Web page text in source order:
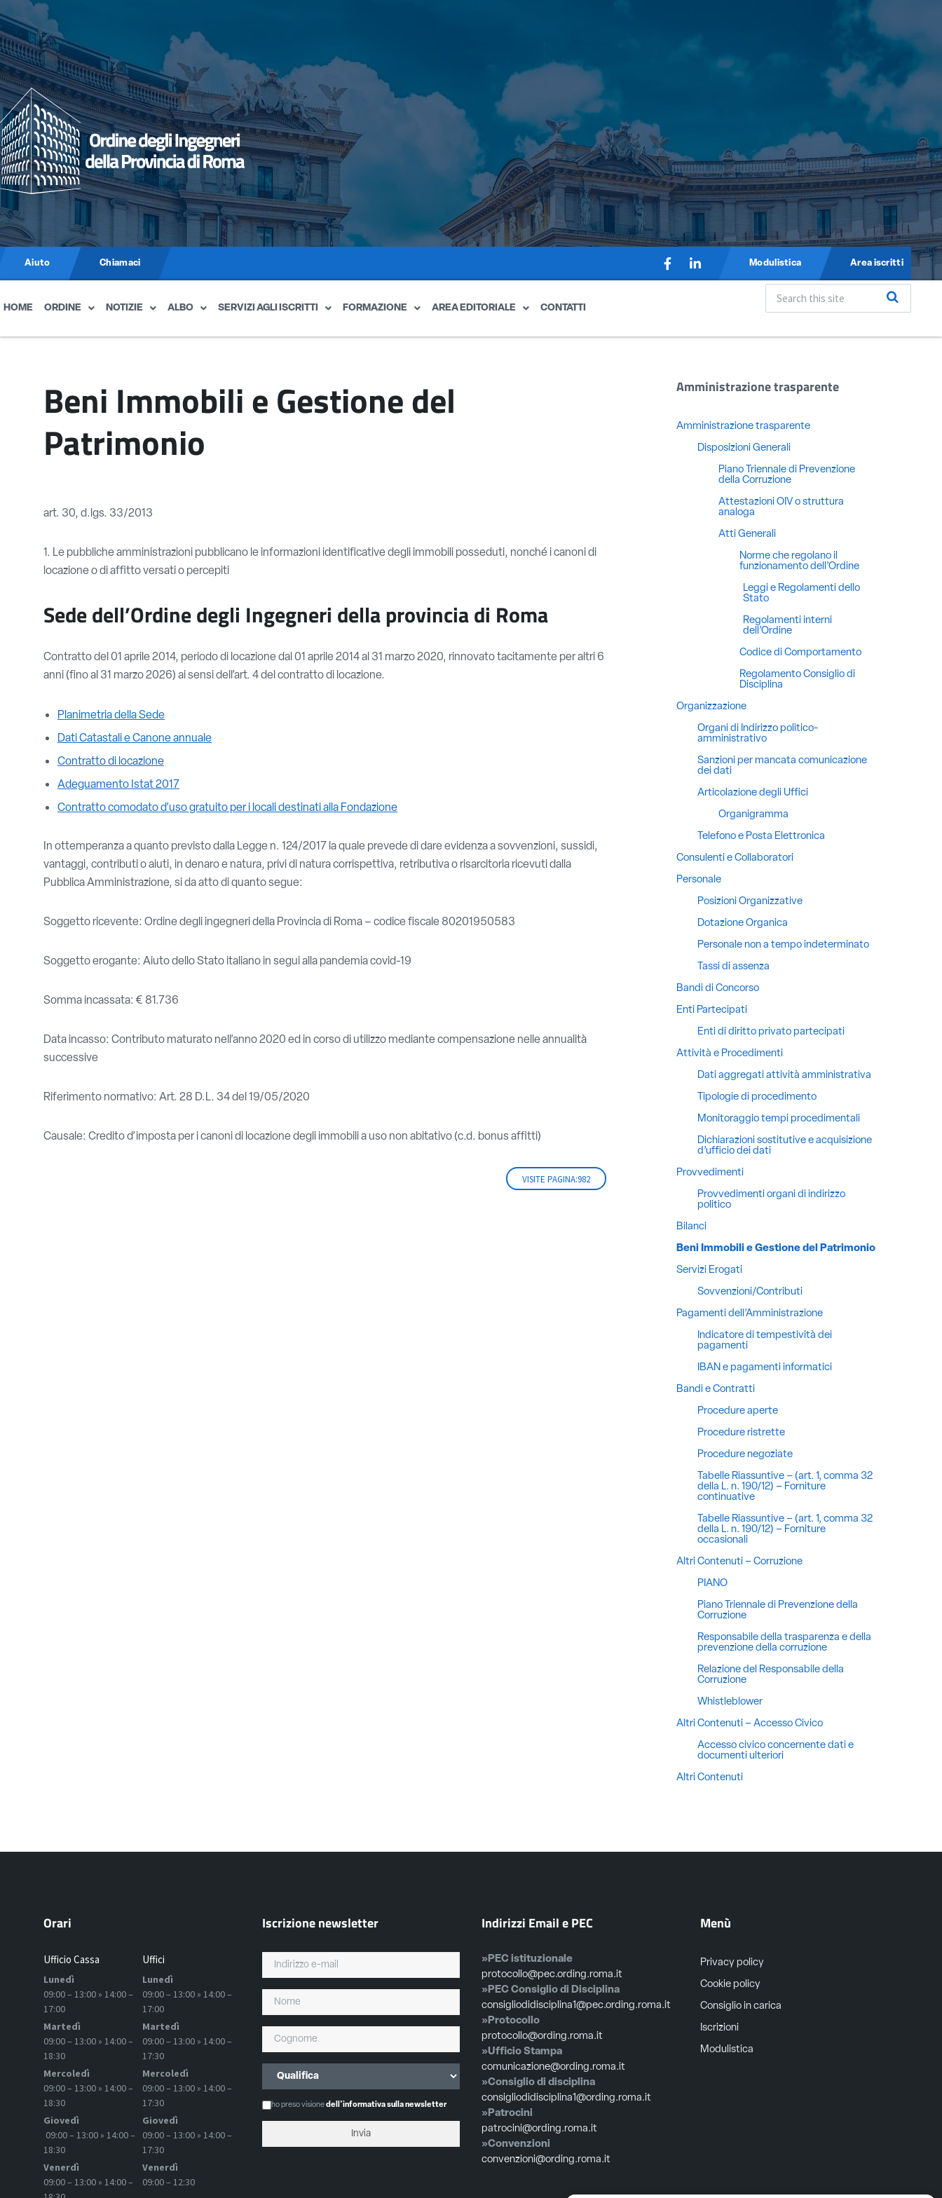
Aiuto Chiamaci Modulistica Area iscritti
HOME ORDINE NOTIZIE ALBO SERVIZI AGLI ISCRITTI FORMAZIONE AREA EDITORIALE CONTATTI
Beni Immobili e Gestione del
Patrimonio
art. 30, d.lgs. 33/2013
1. Le pubbliche amministrazioni pubblicano le informazioni identificative degli immobili posseduti, nonché i canoni di
locazione o di affitto versati o percepiti
Sede dell’Ordine degli Ingegneri della provincia di Roma
Contratto del 01 aprile 2014, periodo di locazione dal 01 aprile 2014 al 31 marzo 2020, rinnovato tacitamente per altri 6
anni (fino al 31 marzo 2026) ai sensi dell’art. 4 del contratto di locazione.
Planimetria della Sede
Dati Catastali e Canone annuale
Contratto di locazione
Adeguamento Istat 2017
Contratto comodato d’uso gratuito per i locali destinati alla Fondazione
In ottemperanza a quanto previsto dalla Legge n. 124/2017 la quale prevede di dare evidenza a sovvenzioni, sussidi,
vantaggi, contributi o aiuti, in denaro e natura, privi di natura corrispettiva, retributiva o risarcitoria ricevuti dalla
Pubblica Amministrazione, si da atto di quanto segue:
Soggetto ricevente: Ordine degli ingegneri della Provincia di Roma – codice fiscale 80201950583
Soggetto erogante: Aiuto dello Stato italiano in segui alla pandemia covid-19
Somma incassata: € 81.736
Data incasso: Contributo maturato nell’anno 2020 ed in corso di utilizzo mediante compensazione nelle annualità
successive
Riferimento normativo: Art. 28 D.L. 34 del 19/05/2020
Causale: Credito d’imposta per i canoni di locazione degli immobili a uso non abitativo (c.d. bonus affitti)
VISITE PAGINA:982
Amministrazione trasparente
Amministrazione trasparente
Disposizioni Generali
Piano Triennale di Prevenzione
della Corruzione
Attestazioni OIV o struttura
analoga
Atti Generali
Norme che regolano il
funzionamento dell’Ordine
Leggi e Regolamenti dello
Stato
Regolamenti interni
dell’Ordine
Codice di Comportamento
Regolamento Consiglio di
Disciplina
Organizzazione
Organi di Indirizzo politico-
amministrativo
Sanzioni per mancata comunicazione
dei dati
Articolazione degli Uffici
Organigramma
Telefono e Posta Elettronica
Consulenti e Collaboratori
Personale
Posizioni Organizzative
Dotazione Organica
Personale non a tempo indeterminato
Tassi di assenza
Bandi di Concorso
Enti Partecipati
Enti di diritto privato partecipati
Attività e Procedimenti
Dati aggregati attività amministrativa
Tipologie di procedimento
Monitoraggio tempi procedimentali
Dichiarazioni sostitutive e acquisizione
d’ufficio dei dati
Provvedimenti
Provvedimenti organi di indirizzo
politico
Bilanci
Beni Immobili e Gestione del Patrimonio
Servizi Erogati
Sovvenzioni/Contributi
Pagamenti dell’Amministrazione
Indicatore di tempestività dei
pagamenti
IBAN e pagamenti informatici
Bandi e Contratti
Procedure aperte
Procedure ristrette
Procedure negoziate
Tabelle Riassuntive – (art. 1, comma 32
della L. n. 190/12) – Forniture
continuative
Tabelle Riassuntive – (art. 1, comma 32
della L. n. 190/12) – Forniture
occasionali
Altri Contenuti – Corruzione
PIANO
Piano Triennale di Prevenzione della
Corruzione
Responsabile della trasparenza e della
prevenzione della corruzione
Relazione del Responsabile della
Corruzione
Whistleblower
Altri Contenuti – Accesso Civico
Accesso civico concernente dati e
documenti ulteriori
Altri Contenuti
Orari
Ufficio Cassa
Lunedì
09:00 – 13:00 » 14:00 –
17:00
Martedì
09:00 – 13:00 » 14:00 –
18:30
Mercoledì
09:00 – 13:00 » 14:00 –
18:30
Giovedì
09:00 – 13:00 » 14:00 –
18:30
Venerdì
09:00 – 13:00 » 14:00 –
Uffici
Lunedì
09:00 – 13:00 » 14:00 –
17:00
Martedì
09:00 – 13:00 » 14:00 –
17:30
Mercoledì
09:00 – 13:00 » 14:00 –
17:30
Giovedì
09:00 – 13:00 » 14:00 –
17:30
Venerdì
09:00 – 12:30
Iscrizione newsletter
ho preso visionedell'informativa sulla newsletter
Indirizzi Email e PEC
»PEC istituzionale
protocollo@pec.ording.roma.it
»PEC Consiglio di Disciplina
consigliodidisciplina1@pec.ording.roma.it
»Protocollo
protocollo@ording.roma.it
»Ufficio Stampa
comunicazione@ording.roma.it
»Consiglio di disciplina
consigliodidisciplina1@ording.roma.it
»Patrocini
patrocini@ording.roma.it
»Convenzioni
convenzioni@ording.roma.it
Menù
Privacy policy
Cookie policy
Consiglio in carica
Iscrizioni
Modulistica